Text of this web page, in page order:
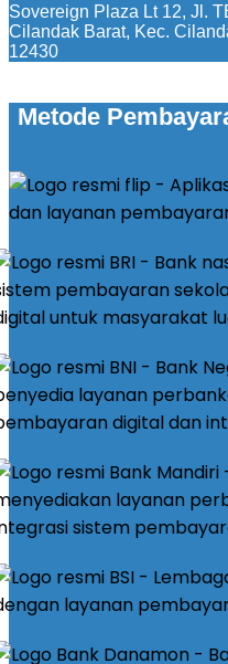
Sovereign Plaza Lt 12, Jl.
Cilandak Barat, Kec.
12430
Metode